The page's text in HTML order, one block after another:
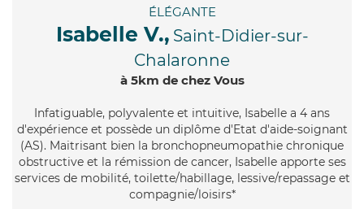
ÉLÉGANTE
Isabelle V., Saint-Didier-sur-
Chalaronne
à 5km de chez Vous
Infatiguable, polyvalente et intuitive, Isabelle a 4 ans
d'expérience et possède un diplôme d'Etat d'aide-soignant
(AS). Maitrisant bien la bronchopneumopathie chronique
obstructive et la rémission de cancer, Isabelle apporte ses
services de mobilité, toilette/habillage, lessive/repassage et
compagnie/loisirs*